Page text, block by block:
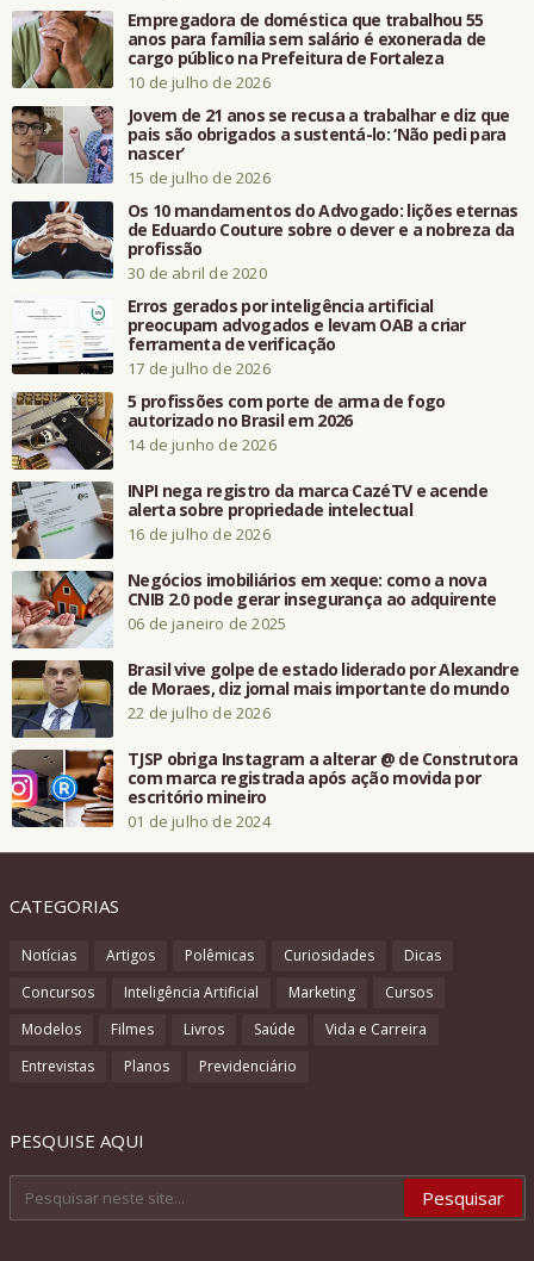
Empregadora de doméstica que trabalhou 55
anos para família sem salário é exonerada de
cargo público na Prefeitura de Fortaleza
10 de julho de 2026
Jovem de 21 anos se recusa a trabalhar e diz que
pais são obrigados a sustentá-lo: ‘Não pedi para
nascer’
15 de julho de 2026
Os 10 mandamentos do Advogado: lições eternas
de Eduardo Couture sobre o dever e a nobreza da
profissão
30 de abril de 2020
Erros gerados por inteligência artificial
preocupam advogados e levam OAB a criar
ferramenta de verificação
17 de julho de 2026
5 profissões com porte de arma de fogo
autorizado no Brasil em 2026
14 de junho de 2026
INPI nega registro da marca CazéTV e acende
alerta sobre propriedade intelectual
16 de julho de 2026
Negócios imobiliários em xeque: como a nova
CNIB 2.0 pode gerar insegurança ao adquirente
06 de janeiro de 2025
Brasil vive golpe de estado liderado por Alexandre
de Moraes, diz jornal mais importante do mundo
22 de julho de 2026
TJSP obriga Instagram a alterar @ de Construtora
com marca registrada após ação movida por
escritório mineiro
01 de julho de 2024
CATEGORIAS
Notícias Artigos Polêmicas Curiosidades
Dicas
Concursos
Inteligência Artificial Marketing
Cursos
Modelos
Filmes Livros Saúde
Vida e Carreira
Entrevistas
Planos Previdenciário
PESQUISE AQUI